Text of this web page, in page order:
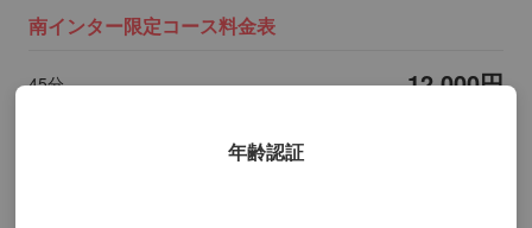
南インター限定コース料金表
45分 12,000円
年齢認証